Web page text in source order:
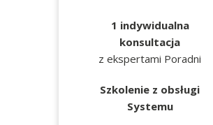
1 indywidualna
konsultacja
z ekspertami Poradni
Szkolenie z obsługi
Systemu